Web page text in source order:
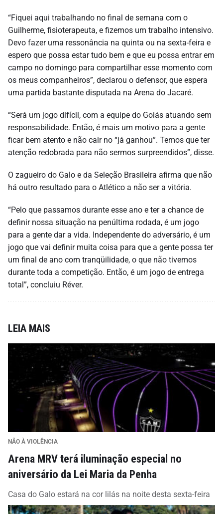
“Fiquei aqui trabalhando no final de semana com o
Guilherme, fisioterapeuta, e fizemos um trabalho intensivo.
Devo fazer uma ressonância na quinta ou na sexta-feira e
espero que possa estar tudo bem e que eu possa entrar em
campo no domingo para compartilhar esse momento com
os meus companheiros”, declarou o defensor, que espera
uma partida bastante disputada na Arena do Jacaré.
“Será um jogo difícil, com a equipe do Goiás atuando sem
responsabilidade. Então, é mais um motivo para a gente
ficar bem atento e não cair no “já ganhou”. Temos que ter
atenção redobrada para não sermos surpreendidos”, disse.
O zagueiro do Galo e da Seleção Brasileira afirma que não
há outro resultado para o Atlético a não ser a vitória.
“Pelo que passamos durante esse ano e ter a chance de
definir nossa situação na penúltima rodada, é um jogo
para a gente dar a vida. Independente do adversário, é um
jogo que vai definir muita coisa para que a gente possa ter
um final de ano com tranqüilidade, o que não tivemos
durante toda a competição. Então, é um jogo de entrega
total”, concluiu Réver.
LEIA MAIS
NÃO À VIOLÊNCIA
Arena MRV terá iluminação especial no
aniversário da Lei Maria da Penha
Casa do Galo estará na cor lilás na noite desta sexta-feira